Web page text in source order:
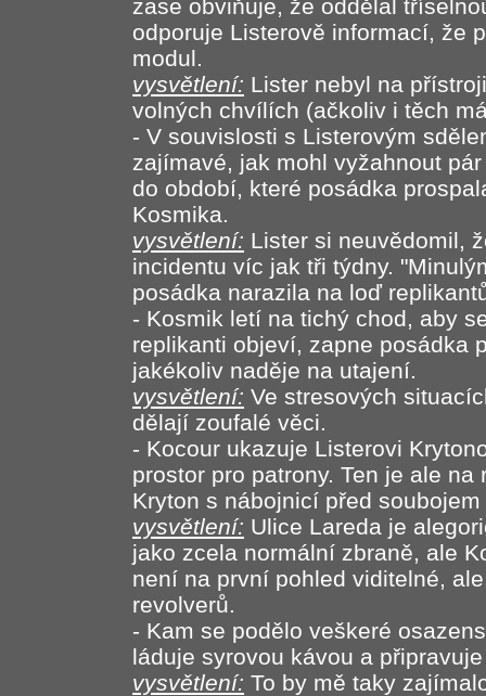
zase obviňuje, že oddělal
odporuje Listerově informací, že
modul.
vysvětlení: Lister nebyl na
volných chvílích (ačkoliv i těch
- V souvislosti s Listerovým
zajímavé, jak mohl vyžahnout
do období, které posádka
Kosmika.
vysvětlení: Lister si neuvědomil,
incidentu víc jak tři týdny.
posádka narazila na loď
- Kosmik letí na tichý chod, aby
replikanti objeví, zapne posádka
jakékoliv naděje na utajení.
vysvětlení: Ve stresových
dělají zoufalé věci.
- Kocour ukazuje Listerovi
prostor pro patrony. Ten je ale
Kryton s nábojnicí před
vysvětlení: Ulice Lareda je
jako zcela normální zbraně, ale
není na první pohled viditelné,
revolverů.
- Kam se podělo veškeré
láduje syrovou kávou a
vysvětlení: To by mě taky